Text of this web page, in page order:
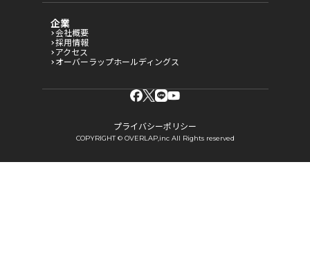
企業
会社概要
採用情報
アクセス
オーバーラップホールディングス
プライバシーポリシー
COPYRIGHT © OVERLAP,inc All Rights reserved